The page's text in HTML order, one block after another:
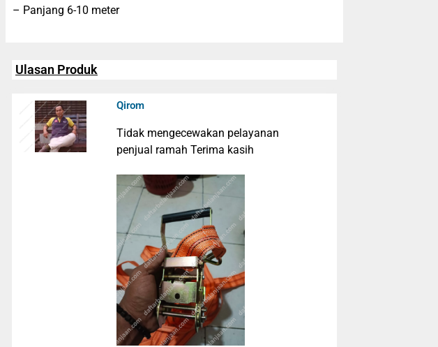
– Panjang 6-10 meter
Ulasan Produk
Qirom
Tidak mengecewakan pelayanan
penjual ramah Terima kasih